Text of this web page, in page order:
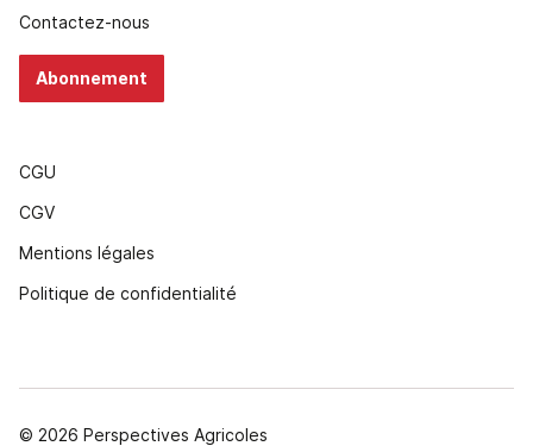
Contactez-nous
Abonnement
CGU
CGV
Mentions légales
Politique de confidentialité
© 2026 Perspectives Agricoles